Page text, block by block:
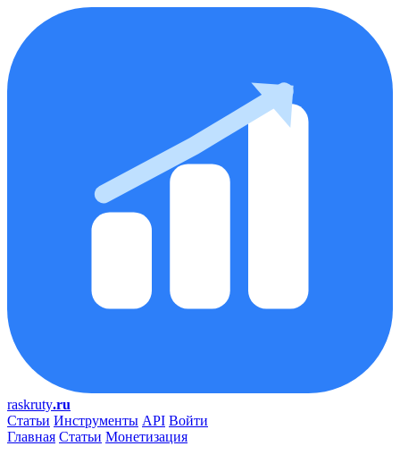
raskruty.ru
Статьи Инструменты API Войти
Главная Статьи Монетизация